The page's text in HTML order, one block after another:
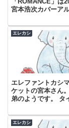
宮本浩次カバーア
エレカシ
エレファントカシ
ケットの宮本さん
弟のようです。 タ
エレカシ